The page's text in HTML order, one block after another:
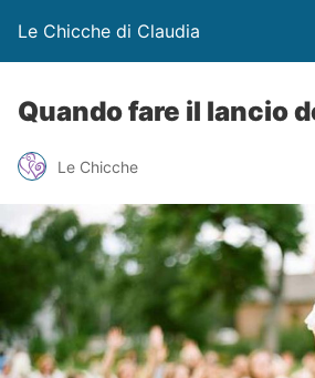
Le Chicche di Claudia
Quando fare il lancio
Le Chicche